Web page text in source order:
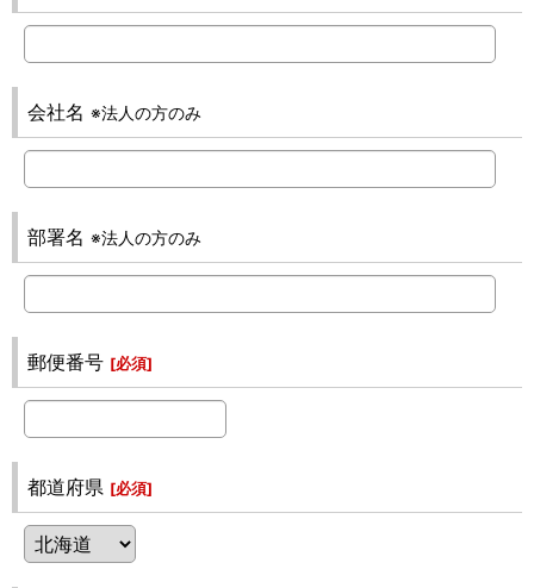
会社名 ※法人の方のみ
部署名 ※法人の方のみ
郵便番号 [必須]
都道府県 [必須]